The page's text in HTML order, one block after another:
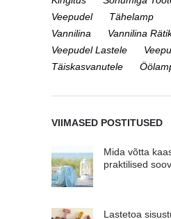
Veepudel
Tähelamp
Vannilina
Vannilina
Veepudel Lastele
Täiskasvanutele
VIIMASED POSTITUSED
Mida võtta
praktilised
Lastetoa